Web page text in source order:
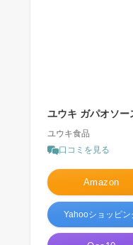
ユウキ ガパオソ
ユウキ食品
口コミを見る
Amazon
Yahooショッピン